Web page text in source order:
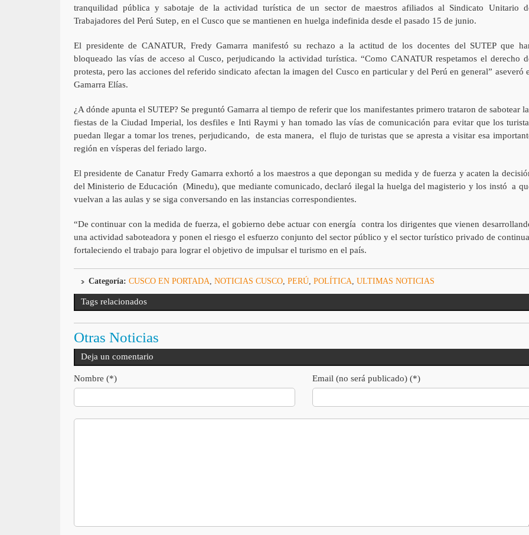
tranquilidad pública y sabotaje de la actividad turística de un sector de maestros afiliados al Sindicato Unitario
Trabajadores del Perú Sutep, en el Cusco que se mantienen en huelga indefinida desde el pasado 15 de junio.
El presidente de CANATUR, Fredy Gamarra manifestó su rechazo a la actitud de los docentes del SUTEP que
bloqueado las vías de acceso al Cusco, perjudicando la actividad turística. “Como CANATUR respetamos el derecho
protesta, pero las acciones del referido sindicato afectan la imagen del Cusco en particular y del Perú en general” aseveró
Gamarra Elías.
¿A dónde apunta el SUTEP? Se preguntó Gamarra al tiempo de referir que los manifestantes primero trataron de sabotear
fiestas de la Ciudad Imperial, los desfiles e Inti Raymi y han tomado las vías de comunicación para evitar que los
puedan llegar a tomar los trenes, perjudicando, de esta manera, el flujo de turistas que se apresta a visitar esa
región en vísperas del feriado largo.
El presidente de Canatur Fredy Gamarra exhortó a los maestros a que depongan su medida y de fuerza y acaten la
del Ministerio de Educación (Minedu), que mediante comunicado, declaró ilegal la huelga del magisterio y los instó a
vuelvan a las aulas y se siga conversando en las instancias correspondientes.
“De continuar con la medida de fuerza, el gobierno debe actuar con energía contra los dirigentes que vienen
una actividad saboteadora y ponen el riesgo el esfuerzo conjunto del sector público y el sector turístico privado de
fortaleciendo el trabajo para lograr el objetivo de impulsar el turismo en el país.
Categoría: CUSCO EN PORTADA NOTICIAS CUSCO, PERÚ, POLÍTICA ULTIMAS NOTICIAS
Tags relacionados
Otras Noticias
Deja un comentario
Nombre (*) Email (no será publicado) (*)